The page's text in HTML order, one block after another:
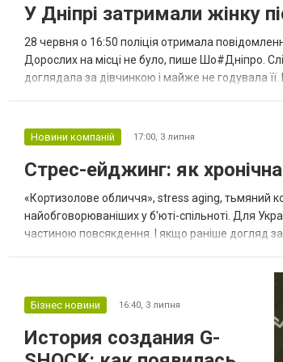
У Дніпрі затримали жінку
28 червня о 16:50 поліція отримала
Дорослих на місці не було, пише Шо#Дніпро.
доглядала за дівчинкою і майже не годувала
Новини компаній 17:00, 3 липня
Стрес-ейджинг: як
«Кортизолове обличчя», stress aging, тьмяний
найобговорюваніших у б'юті-спільноті. Для
частиною повсякдення. І якщо раніше догляд
Бізнес новини 16:40, 3 липня
История создания G-